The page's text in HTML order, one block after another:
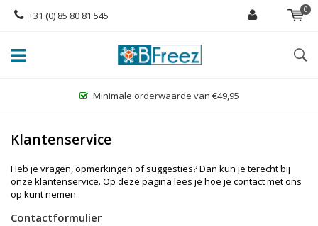
+31 (0) 85 80 81 545 0
Minimale orderwaarde van €49,95
Klantenservice
Heb je vragen, opmerkingen of suggesties? Dan kun je terecht bij
onze klantenservice. Op deze pagina lees je hoe je contact met ons
op kunt nemen.
Contactformulier